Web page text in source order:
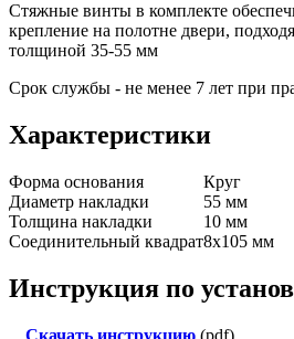
Стяжные винты в комплекте
крепление на полотне двери,
толщиной 35-55 мм
Срок службы - не менее 7 лет при
Характеристики
Форма основания
Круг
Диаметр накладки
55 мм
Толщина накладки
10 мм
Соединительный квадрат8x105 мм
Инструкция по
Скачать инструкцию (pdf)